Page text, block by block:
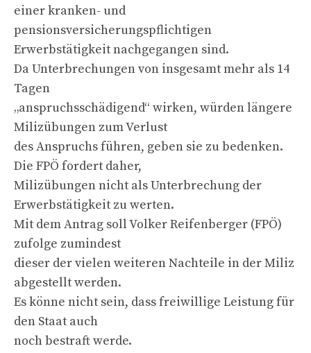
einer kranken- und
pensionsversicherungspflichtigen
Erwerbstätigkeit nachgegangen sind.
Da Unterbrechungen von insgesamt mehr als 14
Tagen
„anspruchsschädigend“ wirken, würden längere
Milizübungen zum Verlust
des Anspruchs führen, geben sie zu bedenken.
Die FPÖ fordert daher,
Milizübungen nicht als Unterbrechung der
Erwerbstätigkeit zu werten.
Mit dem Antrag soll Volker Reifenberger (FPÖ)
zufolge zumindest
dieser der vielen weiteren Nachteile in der Miliz
abgestellt werden.
Es könne nicht sein, dass freiwillige Leistung für
den Staat auch
noch bestraft werde.